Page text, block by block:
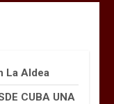
La Aldea
CUBA UNA